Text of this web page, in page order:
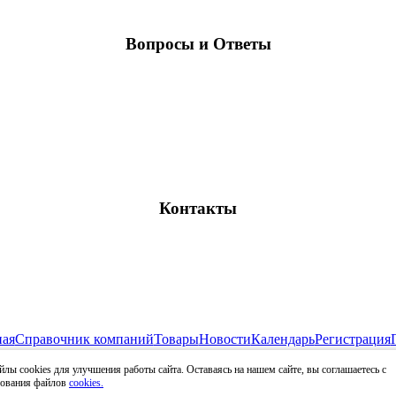
Вопросы и Ответы
Контакты
Справочник компанийТоварыНовостиКалендарьРегистрация
- 2026 RDT-INFO.RU - Отраслевой ресурс рынка детских
cookies для улучшения работы сайта. Оставаясь на нашем сайте, вы соглашаетесь с
файлов cookies.